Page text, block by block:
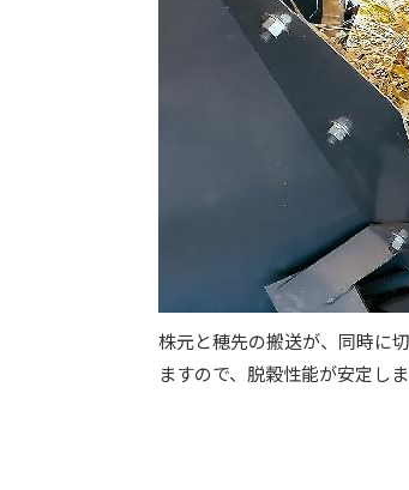
株元と穂先の搬送が、同時に
ますので、脱穀性能が安定しま